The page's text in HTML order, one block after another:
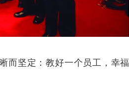
而坚定：教好一个员工，幸福